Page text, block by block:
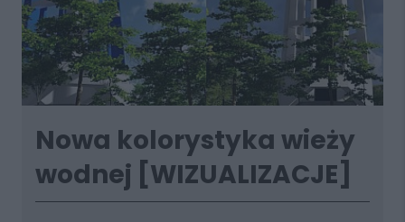
Nowa kolorystyka wieży
wodnej [WIZUALIZACJE]